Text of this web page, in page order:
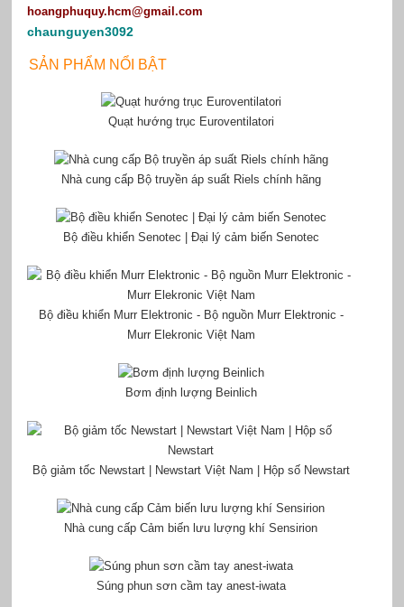
hoangphuquy.hcm@gmail.com
chaunguyen3092
SẢN PHẨM NỔI BẬT
Quạt hướng trục Euroventilatori
Nhà cung cấp Bộ truyền áp suất Riels chính hãng
Bộ điều khiển Senotec | Đại lý cảm biến Senotec
Bộ điều khiển Murr Elektronic - Bộ nguồn Murr Elektronic -
Murr Elekronic Việt Nam
Bơm định lượng Beinlich
Bộ giảm tốc Newstart | Newstart Việt Nam | Hộp số Newstart
Nhà cung cấp Cảm biến lưu lượng khí Sensirion
Súng phun sơn cầm tay anest-iwata